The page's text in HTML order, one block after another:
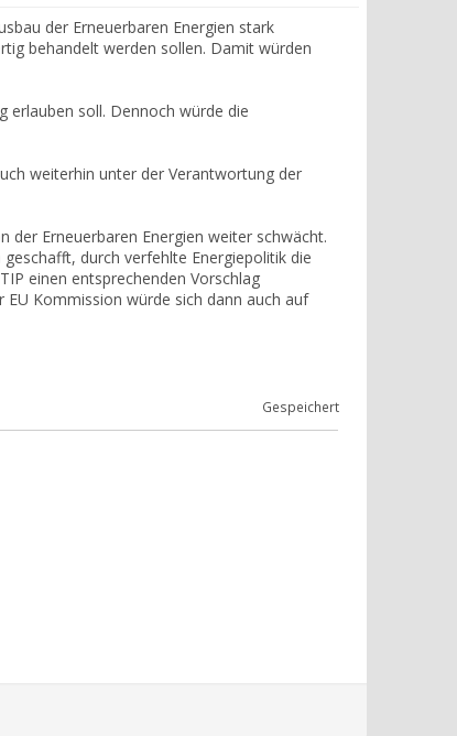
der Erneuerbaren Energien stark
behandelt werden sollen. Damit würden
erlauben soll. Dennoch würde die
weiterhin unter der Verantwortung der
der Erneuerbaren Energien weiter schwächt.
durch verfehlte Energiepolitik die
einen entsprechenden Vorschlag
Kommission würde sich dann auch auf
Gespeichert